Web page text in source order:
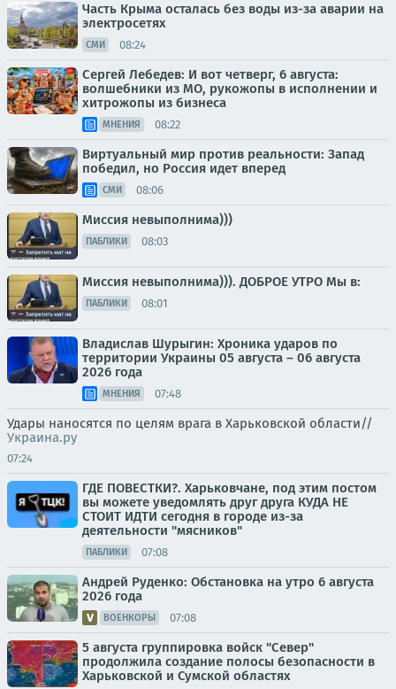
Часть Крыма осталась без воды из-за аварии на
электросетях
СМИ 08:24
Сергей Лебедев: И вот четверг, 6 августа:
волшебники из МО, рукожопы в исполнении и
хитрожопы из бизнеса
МНЕНИЯ 08:22
Виртуальный мир против реальности: Запад
победил, но Россия идет вперед
СМИ 08:06
Миссия невыполнима)))
ПАБЛИКИ 08:03
Миссия невыполнима))). ДОБРОЕ УТРО Мы в:
ПАБЛИКИ 08:01
Владислав Шурыгин: Хроника ударов по
территории Украины 05 августа – 06 августа
2026 года
МНЕНИЯ 07:48
Удары наносятся по целям врага в Харьковской области//
Украина.ру
07:24
ГДЕ ПОВЕСТКИ?. Харьковчане, под этим постом
вы можете уведомлять друг друга КУДА НЕ
СТОИТ ИДТИ сегодня в городе из-за
деятельности "мясников"
ПАБЛИКИ 07:08
Андрей Руденко: Обстановка на утро 6 августа
2026 года
ВОЕНКОРЫ 07:08
5 августа группировка войск "Север"
продолжила создание полосы безопасности в
Харьковской и Сумской областях